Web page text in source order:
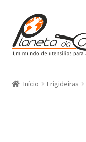
Início Frigideiras